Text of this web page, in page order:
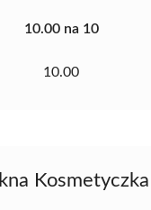
10.00 na 10
10.00
Kosmetyczka